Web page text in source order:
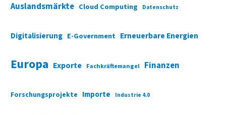
Auslandsmärkte Cloud Computing Datenschutz
Digitalisierung E-Government Erneuerbare Energien
Europa Exporte Fachkräftemangel Finanzen
Forschungsprojekte Importe Industrie 4.0